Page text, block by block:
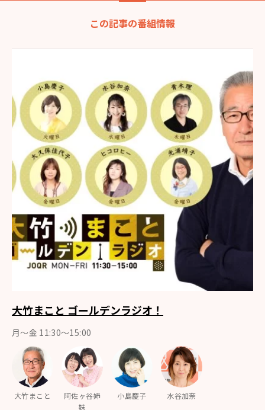
この記事の番組情報
大竹まこと ゴールデンラジオ！
月〜金 11:30～15:00
大竹まこと
阿佐ヶ谷姉
妹
小島慶子 水谷加奈